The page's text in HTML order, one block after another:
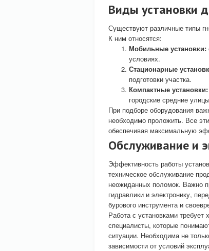
Виды установки
Существуют различные типы
К ним относятся:
Мобильные установки:
условиях.
Стационарные
подготовки участка.
Компактные установки:
городские средние
При подборе оборудования
необходимо проложить. Все
обеспечивая максимальную
Обслуживание и
Эффективность работы
техническое обслуживание
неожиданных поломок. Важно
гидравлики и электронику,
бурового инструмента и
Работа с установками
специалисты, которые
ситуации. Необходима не
зависимости от условий